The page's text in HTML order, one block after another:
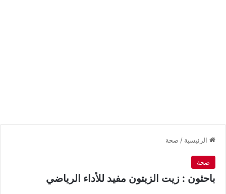
الرئيسية / صحة
صحة
باحثون : زيت الزيتون مفيد للأداء الرياضي